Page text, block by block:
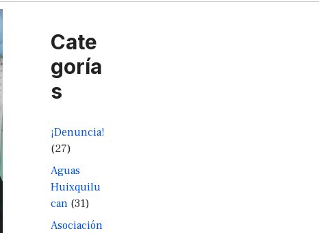
Cate
goría
s
¡Denuncia!
(27)
Aguas
Huixquilu
can (31)
Asociación